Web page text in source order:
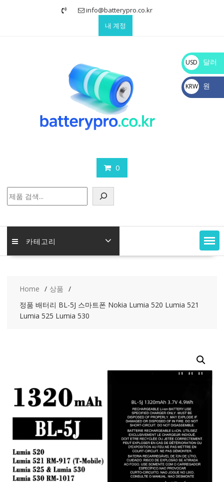
info@batterypro.co.kr
내 계정
0
색
카테고리
Home
상품
정품 배터리 BL-5J 스마트폰 Nokia Lumia 520 Lumia 521
Lumia 525 Lumia 530
USD
$
달러
KRW
₩
원